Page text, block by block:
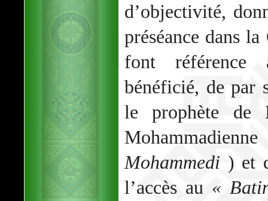
d’objectivité,
préséance dans
font
bénéficié, de par
le prophète de
Mohammedi ) et
l’accès au «